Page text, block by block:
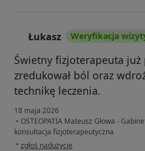
Łukasz Weryfikacja
Świetny fizjoterapeuta już
zredukował ból oraz
technikę leczenia.
18 maja 2026
• OSTEOPATIA Mateusz Głowa -
konsultacja fizjoterapeutyczna
• w opinii użytkownika Łukasz
zgłoś nadużycie